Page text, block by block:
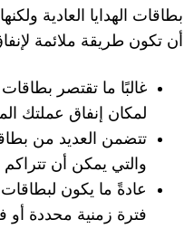
بطاقات الهدايا العادية
أن تكون طريقة ملائمة
غالبًا ما تقتصر
لمكان إنفاق عملتك
تتضمن العديد من
والتي يمكن أن
عادةً ما يكون لبطاقات
فترة زمنية محددة أو